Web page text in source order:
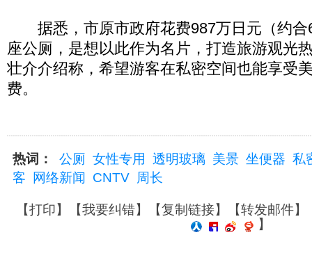
据悉，市原市政府花费987万日元（约合
座公厕，是想以此作为名片，打造旅游观光
壮介介绍称，希望游客在私密空间也能享受
费。
热词： 公厕 女性专用 透明玻璃 美景 坐便器 私
客
网络新闻 CNTV 周长
【打印】【我要纠错】【复制链接】【转发邮件】
】